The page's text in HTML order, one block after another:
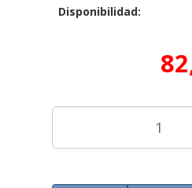
Disponibilidad: